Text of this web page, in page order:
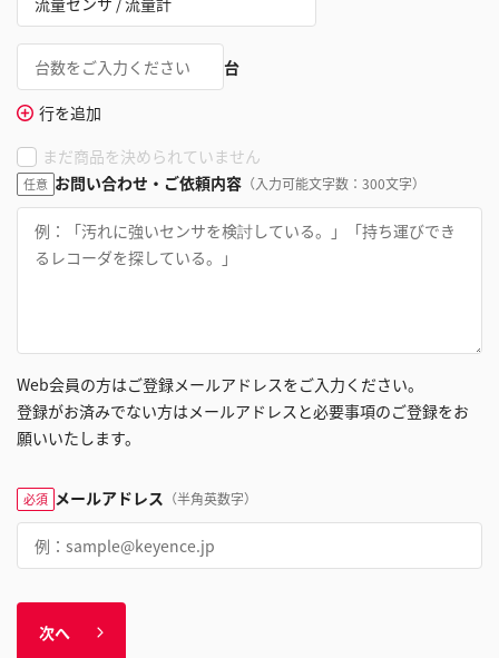
台
行を追加
まだ商品を決められていません
任意 お問い合わせ・ご依頼内容 （入力可能文字数：300文字）
Web会員の方はご登録メールアドレスをご入力ください。
登録がお済みでない方はメールアドレスと必要事項のご登録をお
願いいたします。
必須 メールアドレス （半角英数字）
次へ